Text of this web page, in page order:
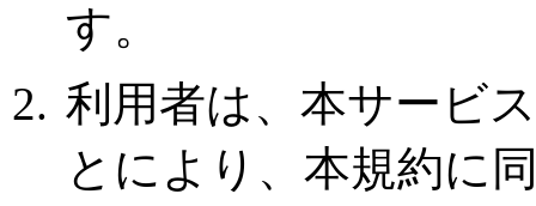
す。
利用者は、本サービ
とにより、本規約に